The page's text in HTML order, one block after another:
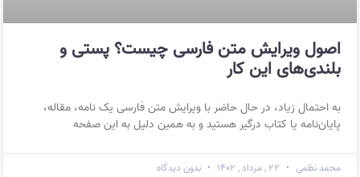
اصول ویرایش متن فارسی چیست؟ پستی و
بلندی‌های این کار
به احتمال زیاد، در حال حاضر با ویرایش متن فارسی یک نامه، مقاله،
پایان‌نامه یا کتاب درگیر هستید و به همین دلیل به این صفحه
محمد نظمی بدون دیدگاه